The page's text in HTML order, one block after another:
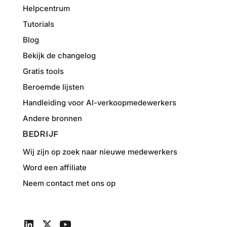
Helpcentrum
Tutorials
Blog
Bekijk de changelog
Gratis tools
Beroemde lijsten
Handleiding voor AI-verkoopmedewerkers
Andere bronnen
BEDRIJF
Wij zijn op zoek naar nieuwe medewerkers
Word een affiliate
Neem contact met ons op